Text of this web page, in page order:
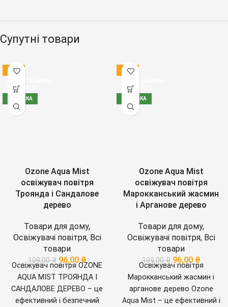
Супутні товари
-12%
НОВИНКА
Ozone Aqua Mist
освіжувач повітря
Троянда і Сандалове
дерево
Товари для дому,
Освіжувачі повітря, Всі
товари
109,00₴ 96,00₴
Освіжувач повітря OZONE
AQUA MIST ТРОЯНДА І
САНДАЛОВЕ ДЕРЕВО – це
ефективний і безпечний
-12%
НОВИНКА
Ozone Aqua Mist
освіжувач повітря
Марокканський жасмин
і Арганове дерево
Товари для дому,
Освіжувачі повітря, Всі
товари
109,00₴ 96,00 ₴
Освіжувач повітря
Марокканський жасмин і
арганове дерево Ozone
Aqua Mist – це ефективний і